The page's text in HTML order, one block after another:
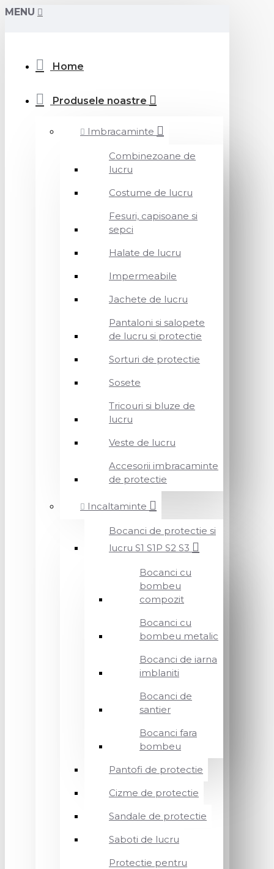
MENU
Home
Produsele noastre
Imbracaminte
Combinezoane de
lucru
Costume de lucru
Fesuri, capisoane si
sepci
Halate de lucru
Impermeabile
Jachete de lucru
Pantaloni si salopete
de lucru si protectie
Sorturi de protectie
Sosete
Tricouri si bluze de
lucru
Veste de lucru
Accesorii imbracaminte
de protectie
Incaltaminte
Bocanci de protectie si
lucru S1 S1P S2 S3
Bocanci cu
bombeu
compozit
Bocanci cu
bombeu metalic
Bocanci de iarna
imblaniti
Bocanci de
santier
Bocanci fara
bombeu
Pantofi de protectie
Cizme de protectie
Sandale de protectie
Saboti de lucru
Protectie pentru